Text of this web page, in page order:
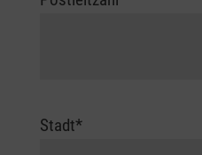
Stadt*